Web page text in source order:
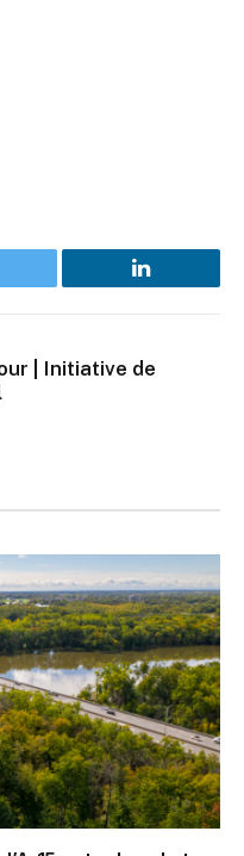
LinkedIn
| Initiative de